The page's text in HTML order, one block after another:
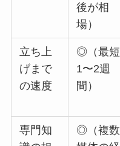
後が相
場）
立ち上
げまで
の速度
◎（最短
1〜2週
間）
専門知
◎（複数